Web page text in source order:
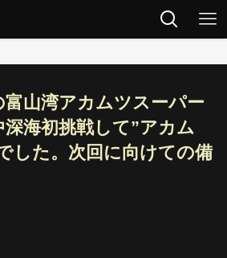
山湾アカムツスーパー
深海初挑戦して”アカム
した。次回に向けての備